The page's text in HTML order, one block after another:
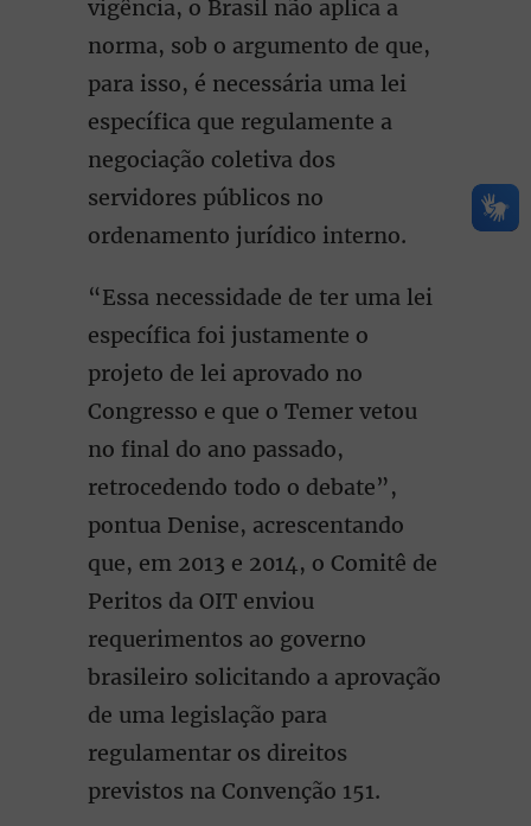
vigência, o Brasil não aplica a
norma, sob o argumento de que,
para isso, é necessária uma lei
específica que regulamente a
negociação coletiva dos
servidores públicos no
ordenamento jurídico interno.
“Essa necessidade de ter uma lei
específica foi justamente o
projeto de lei aprovado no
Congresso e que o Temer vetou
no final do ano passado,
retrocedendo todo o debate”,
pontua Denise, acrescentando
que, em 2013 e 2014, o Comitê de
Peritos da OIT enviou
requerimentos ao governo
brasileiro solicitando a aprovação
de uma legislação para
regulamentar os direitos
previstos na Convenção 151.